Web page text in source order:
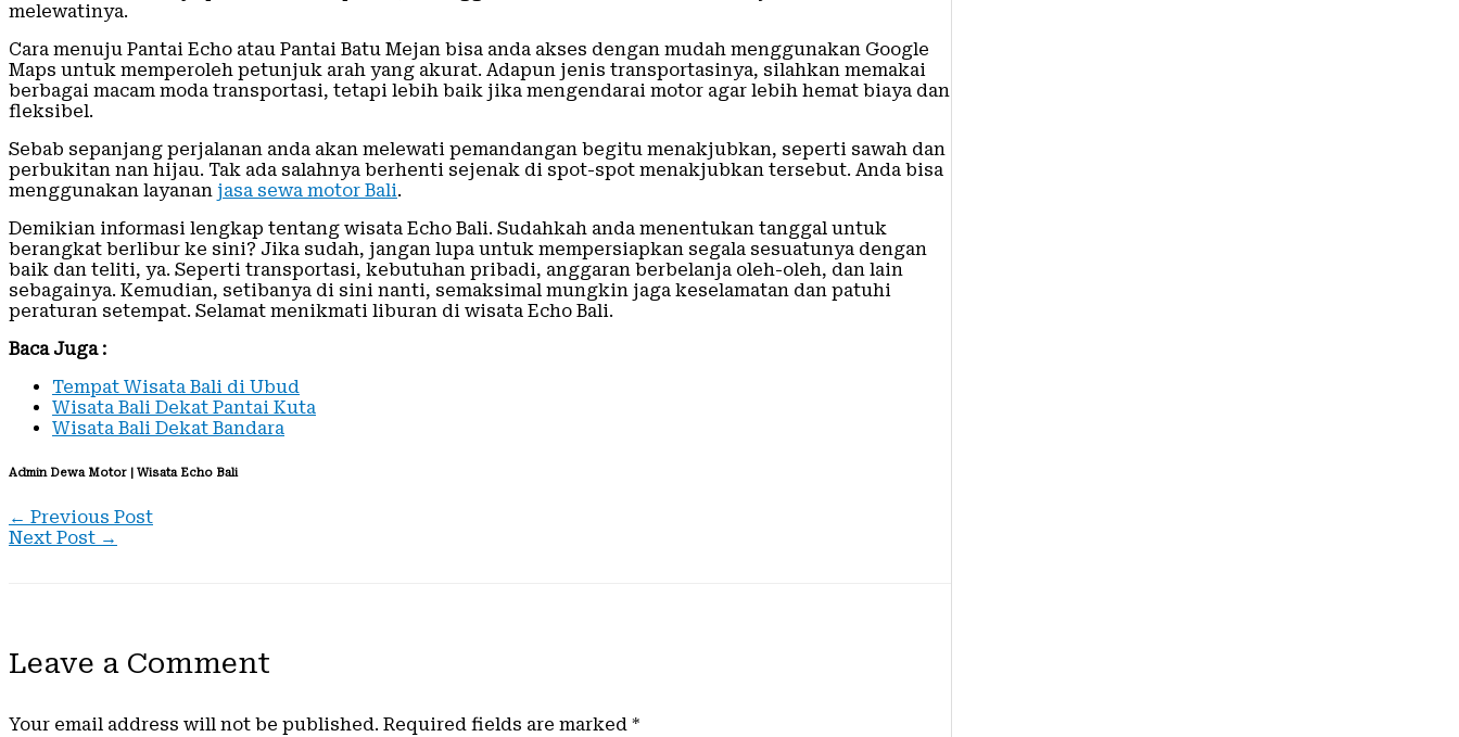
melewatinya.
Cara menuju Pantai Echo atau Pantai Batu Mejan bisa anda akses dengan mudah menggunakan Google
Maps untuk memperoleh petunjuk arah yang akurat. Adapun jenis transportasinya, silahkan memakai
berbagai macam moda transportasi, tetapi lebih baik jika mengendarai motor agar lebih hemat biaya dan
fleksibel.
Sebab sepanjang perjalanan anda akan melewati pemandangan begitu menakjubkan, seperti sawah dan
perbukitan nan hijau. Tak ada salahnya berhenti sejenak di spot-spot menakjubkan tersebut. Anda bisa
menggunakan layanan jasa sewa motor Bali.
Demikian informasi lengkap tentang wisata Echo Bali. Sudahkah anda menentukan tanggal untuk
berangkat berlibur ke sini? Jika sudah, jangan lupa untuk mempersiapkan segala sesuatunya dengan
baik dan teliti, ya. Seperti transportasi, kebutuhan pribadi, anggaran berbelanja oleh-oleh, dan lain
sebagainya. Kemudian, setibanya di sini nanti, semaksimal mungkin jaga keselamatan dan patuhi
peraturan setempat. Selamat menikmati liburan di wisata Echo Bali.
Baca Juga :
Tempat Wisata Bali di Ubud
Wisata Bali Dekat Pantai Kuta
Wisata Bali Dekat Bandara
Admin Dewa Motor | Wisata Echo Bali
← Previous Post
Next Post →
Leave a Comment
Your email address will not be published. Required fields are marked *